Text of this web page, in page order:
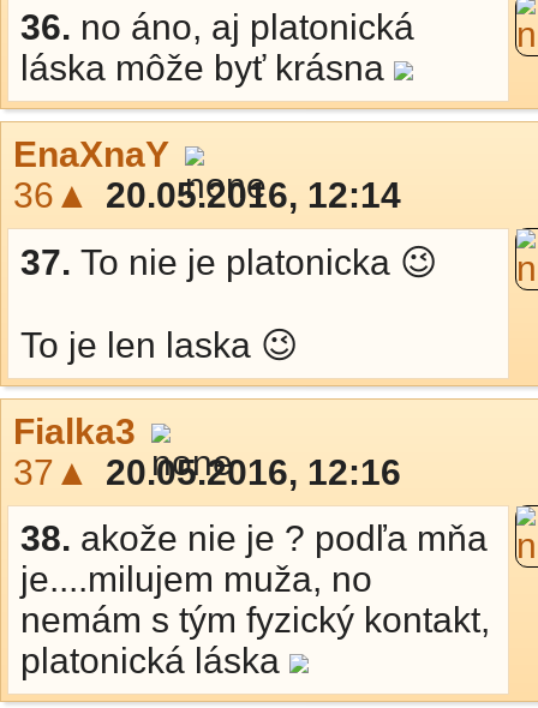
36. no áno, aj platonická
láska môže byť krásna
EnaXnaY
36▲
20.05.2016, 12:14
37. To nie je platonicka 😉
To je len laska 😉
Fialka3
37▲
20.05.2016, 12:16
38. akože nie je ? podľa mňa
je....milujem muža, no
nemám s tým fyzický kontakt,
platonická láska